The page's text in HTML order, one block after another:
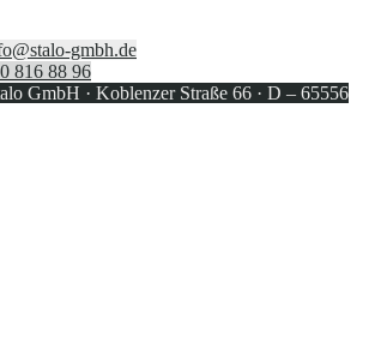
gmbh.de
816 88 96
GmbH · Koblenzer Straße 66 · D – 65556